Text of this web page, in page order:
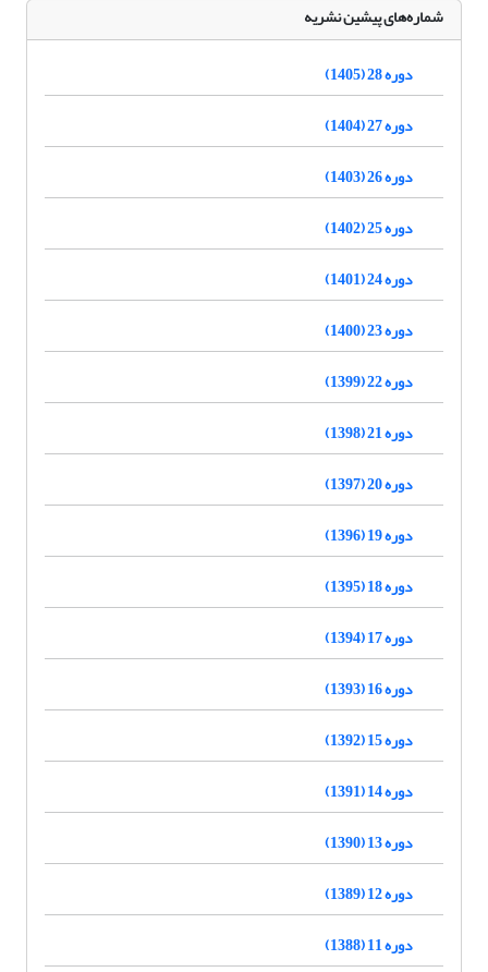
شماره‌های پیشین نشریه
دوره 28 (1405)
دوره 27 (1404)
دوره 26 (1403)
دوره 25 (1402)
دوره 24 (1401)
دوره 23 (1400)
دوره 22 (1399)
دوره 21 (1398)
دوره 20 (1397)
دوره 19 (1396)
دوره 18 (1395)
دوره 17 (1394)
دوره 16 (1393)
دوره 15 (1392)
دوره 14 (1391)
دوره 13 (1390)
دوره 12 (1389)
دوره 11 (1388)